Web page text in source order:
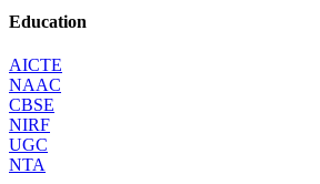
Education
AICTE
NAAC
CBSE
NIRF
UGC
NTA